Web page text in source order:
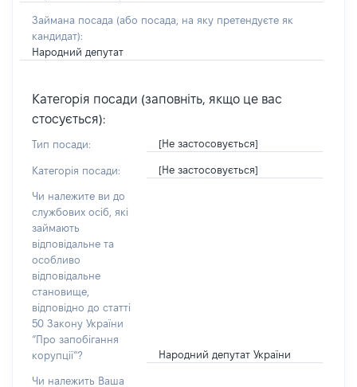
Займана посада (або посада, на яку претендуєте як
кандидат):
Народний депутат
Категорія посади (заповніть, якщо це вас
стосується):
Тип посади: [Не застосовується]
Категорія посади: [Не застосовується]
Чи належите ви до
службових осіб, які
займають
відповідальне та
особливо
відповідальне
становище,
відповідно до статті
50 Закону України
“Про запобігання
корупції”?
Народний депутат України
Чи належить Ваша